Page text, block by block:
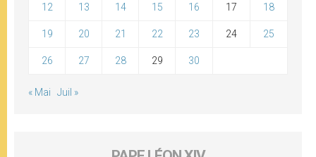
12 13 14 15 16 17 18
19 20 21 22 23 24 25
26 27 28 29 30
« Mai Juil »